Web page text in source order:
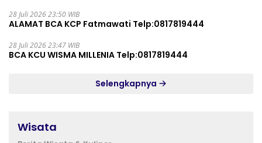
28 Juli 2026 23:50 WIB
ALAMAT BCA KCP Fatmawati Telp:0817819444
28 Juli 2026 23:47 WIB
BCA KCU WISMA MILLENIA Telp:0817819444
Selengkapnya
Wisata